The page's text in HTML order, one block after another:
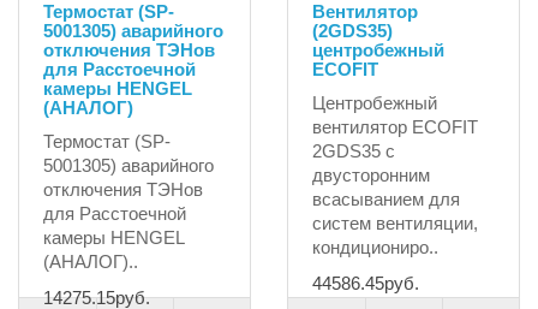
Термостат (SP-
5001305) аварийного
отключения ТЭНов
для Расстоечной
камеры HENGEL
(АНАЛОГ)
Термостат (SP-
5001305) аварийного
отключения ТЭНов
для Расстоечной
камеры HENGEL
(АНАЛОГ)..
14275.15руб.
Вентилятор
(2GDS35)
центробежный
ECOFIT
Центробежный
вентилятор ECOFIT
2GDS35 с
двусторонним
всасыванием для
систем вентиляции,
кондициониро..
44586.45руб.